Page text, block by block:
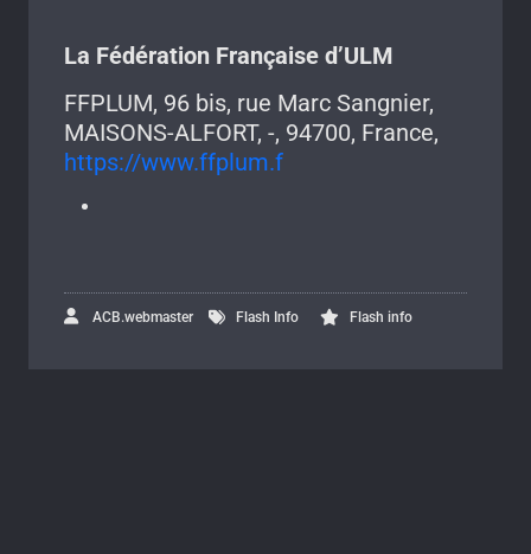
La Fédération Française d’ULM
FFPLUM, 96 bis, rue Marc Sangnier,
MAISONS-ALFORT, -, 94700, France,
https://www.ffplum.f
ACB.webmaster Flash Info Flash info